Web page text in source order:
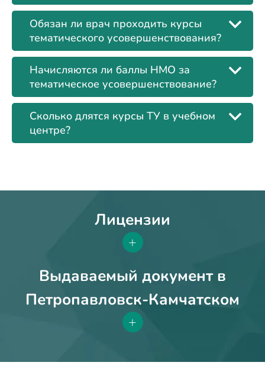
Обязан ли врач проходить курсы
тематического усовершенствования?
Начисляются ли баллы НМО за
тематическое усовершенствование?
Сколько длятся курсы ТУ в учебном
центре?
Лицензии
+
Выдаваемый документ в
Петропавловск-Камчатском
+